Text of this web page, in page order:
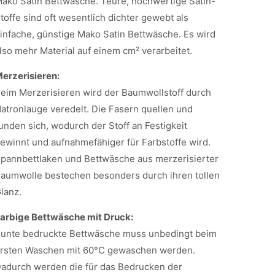
sind oft wesentlich dichter gewebt als
günstige Mako Satin Bettwäsche. Es wird
mehr Material auf einem cm² verarbeitet.
Merzerisieren wird der Baumwollstoff durch
veredelt. Die Fasern quellen und
sich, wodurch der Stoff an Festigkeit
und aufnahmefähiger für Farbstoffe wird.
und Bettwäsche aus merzerisierter
bestechen besonders durch ihren tollen
Bettwäsche mit Druck:
bedruckte Bettwäsche muss unbedingt beim
Waschen mit 60°C gewaschen werden.
werden die für das Bedrucken der